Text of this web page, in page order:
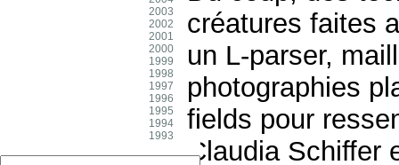
2003
2002
2001
2000
1999
1998
1997
1996
1995
1994
1993
créatures faites
un L-parser,
photographies
fields pour
Claudia Schiffer